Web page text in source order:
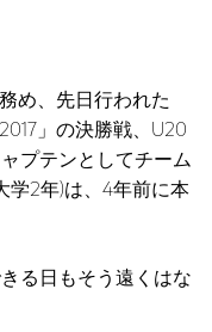
め、先日行われた
」の決勝戦、U20
プテンとしてチーム
学2年)は、4年前に本
る日もそう遠くはな